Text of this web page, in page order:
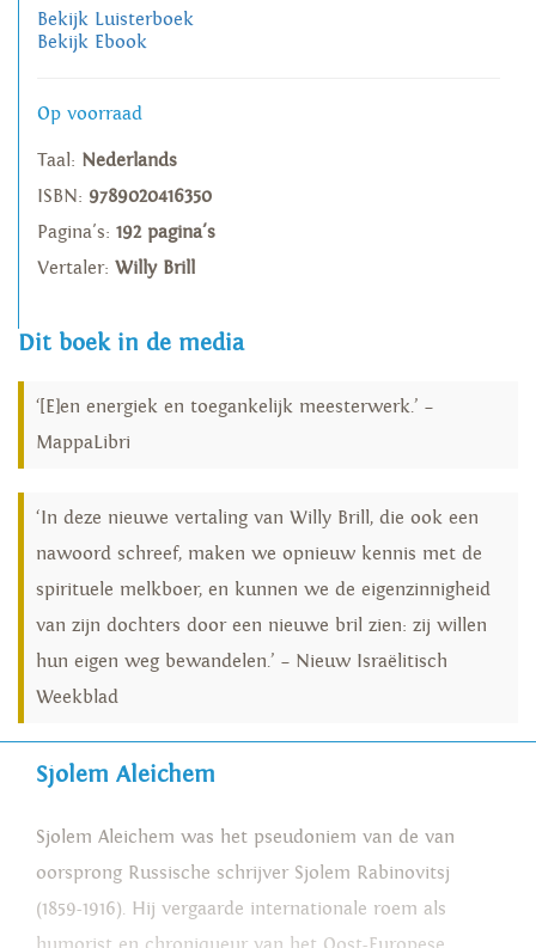
Bekijk Luisterboek
Bekijk Ebook
Op voorraad
Taal: Nederlands
ISBN: 9789020416350
Pagina's: 192 pagina's
Vertaler: Willy Brill
Dit boek in de media
‘[E]en energiek en toegankelijk meesterwerk.’ –
MappaLibri
‘In deze nieuwe vertaling van Willy Brill, die ook een
nawoord schreef, maken we opnieuw kennis met de
spirituele melkboer, en kunnen we de eigenzinnigheid
van zijn dochters door een nieuwe bril zien: zij willen
hun eigen weg bewandelen.’ – Nieuw Israëlitisch
Weekblad
Sjolem Aleichem
Sjolem Aleichem was het pseudoniem van de van
oorsprong Russische schrijver Sjolem Rabinovitsj
(1859-1916). Hij vergaarde internationale roem als